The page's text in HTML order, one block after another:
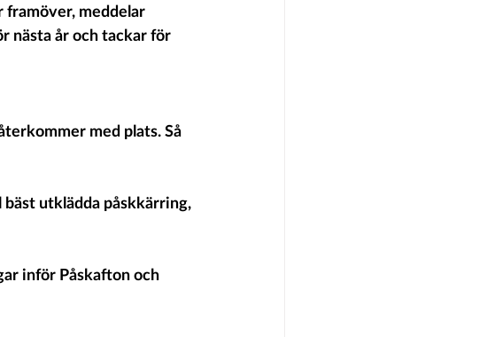
framöver, meddelar
nästa år och tackar för
med plats. Så
utklädda påskkärring,
inför Påskafton och